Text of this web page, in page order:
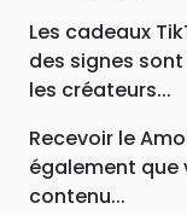
Les cadeaux
des signes
les créateurs...
Recevoir le
également
contenu...